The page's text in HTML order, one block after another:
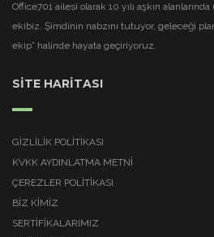
Office701 ailesi olarak 10 yılı aşkın
ekibiz. Şimdinin nabzını tutuyor, geleceği
ekip” halinde hayata geçiriyoruz.
SİTE HARİTASI
GIZLILIK POLITIKASI
KVKK AYDINLATMA METNI
ÇEREZLER POLITIKASI
BİZ KİMİZ
SERTİFİKALARIMIZ